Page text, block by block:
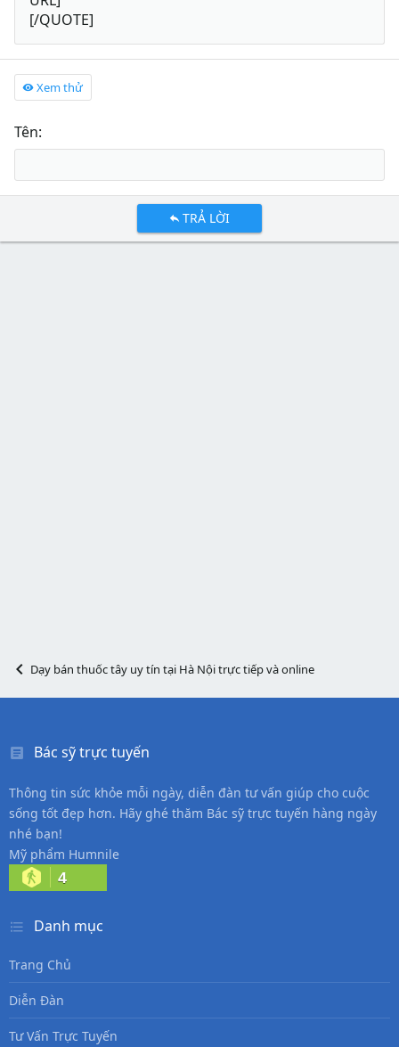
[/QUOTE]
Xem thử
Tên
TRẢ LỜI
Dạy bán thuốc tây uy tín tại Hà Nội trực tiếp và online
Bác sỹ trực tuyến
Thông tin sức khỏe mỗi ngày, diễn đàn tư vấn giúp cho cuộc
sống tốt đẹp hơn. Hãy ghé thăm Bác sỹ trực tuyến hàng ngày
nhé bạn!
Mỹ phẩm Humnile
4
Danh mục
Trang Chủ
Diễn Đàn
Tư Vấn Trực Tuyến